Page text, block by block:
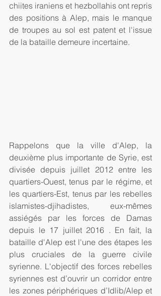
chiites iraniens et hezbollahis ont repris
des positions à Alep, mais le manque
de troupes au sol est patent et l'issue
de la bataille demeure incertaine.
Rappelons que la ville d'Alep, la
deuxième plus importante de Syrie, est
divisée depuis juillet 2012 entre les
quartiers-Ouest, tenus par le régime, et
les quartiers-Est, tenus par les rebelles
islamistes-djihadistes, eux-mêmes
assiégés par les forces de Damas
depuis le 17 juillet 2016 . En fait, la
bataille d'Alep est l'une des étapes les
plus cruciales de la guerre civile
syrienne. L'objectif des forces rebelles
syriennes est d’ouvrir un corridor entre
les zones périphériques d’Idlib/Alep et